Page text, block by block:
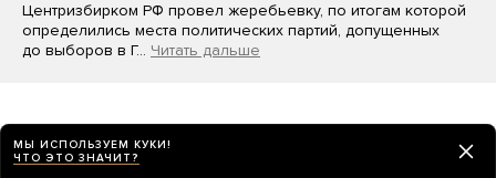
Центризбирком РФ провел жеребьевку, по итогам которой
определились места политических партий, допущенных
до выборов в Г… Читать дальше
МЫ ИСПОЛЬЗУЕМ КУКИ!
ЧТО ЭТО ЗНАЧИТ?